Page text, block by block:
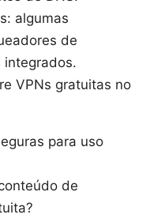
algumas
de
integrados.
VPNs gratuitas no
para uso
de